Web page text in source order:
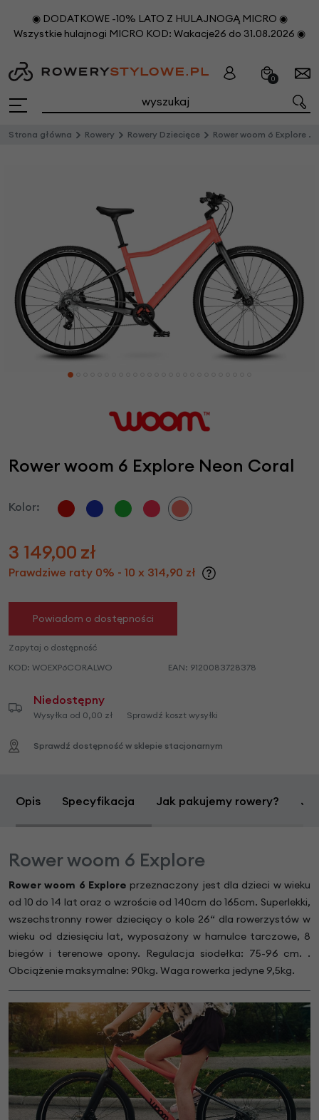
◉ DODATKOWE -10% LATO Z HULAJNOGĄ MICRO ◉
Wszystkie hulajnogi MICRO KOD: Wakacje26 do 31.08.2026 ◉
0
Strona główna Rowery Rowery Dziecięce Rower woom 6 Explore Neon Coral
Rower woom 6 Explore Neon Coral
Kolor:
3 149,00 zł
Prawdziwe raty 0% - 10 x 314,90 zł
Powiadom o dostępności
Zapytaj o dostępność
KOD: WOEXP6CORALWO EAN: 9120083728378
Niedostępny
Wysyłka od 0,00 zł Sprawdź koszt wysyłki
Sprawdź dostępność w sklepie stacjonarnym
Opis Specyfikacja Jak pakujemy rowery?
Rower woom 6 Explore
Rower woom 6 Explore przeznaczony jest dla dzieci w wieku
od 10 do 14 lat oraz o wzroście od 140cm do 165cm. Superlekki,
wszechstronny rower dziecięcy o kole 26“ dla rowerzystów w
wieku od dziesięciu lat, wyposażony w hamulce tarczowe, 8
biegów i terenowe opony. Regulacja siodełka: 75-96 cm. .
Obciążenie maksymalne: 90kg. Waga rowerka jedyne 9,5kg.